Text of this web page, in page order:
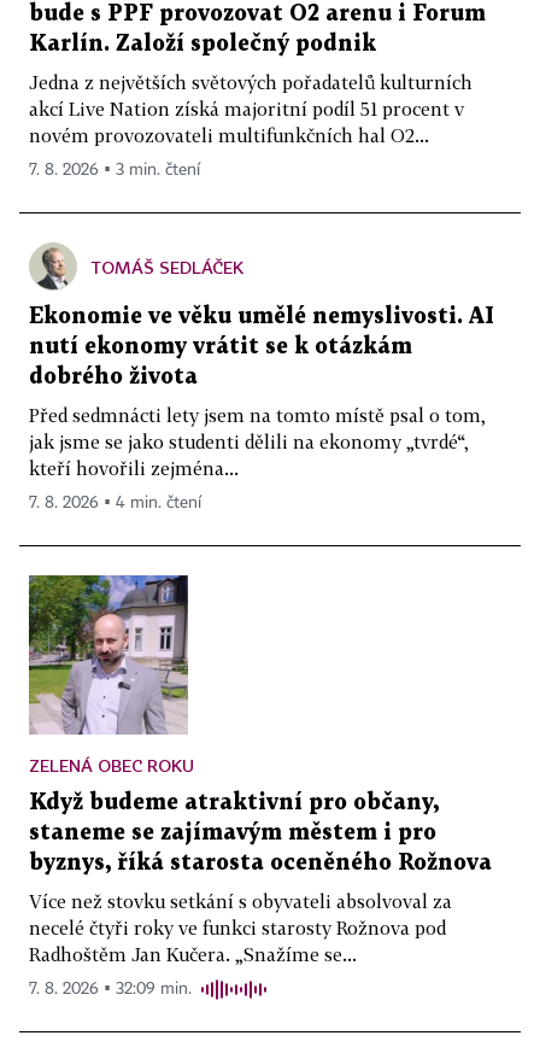
bude s PPF provozovat O2 arenu i Forum
Karlín. Založí společný podnik
Jedna z největších světových pořadatelů kulturních
akcí Live Nation získá majoritní podíl 51 procent v
novém provozovateli multifunkčních hal O2...
7. 8. 2026 ▪ 3 min. čtení
TOMÁŠ SEDLÁČEK
Ekonomie ve věku umělé nemyslivosti. AI
nutí ekonomy vrátit se k otázkám
dobrého života
Před sedmnácti lety jsem na tomto místě psal o tom,
jak jsme se jako studenti dělili na ekonomy „tvrdé“,
kteří hovořili zejména...
7. 8. 2026 ▪ 4 min. čtení
ZELENÁ OBEC ROKU
Když budeme atraktivní pro občany,
staneme se zajímavým městem i pro
byznys, říká starosta oceněného Rožnova
Více než stovku setkání s obyvateli absolvoval za
necelé čtyři roky ve funkci starosty Rožnova pod
Radhoštěm Jan Kučera. „Snažíme se...
7. 8. 2026 ▪ 32:09 min.